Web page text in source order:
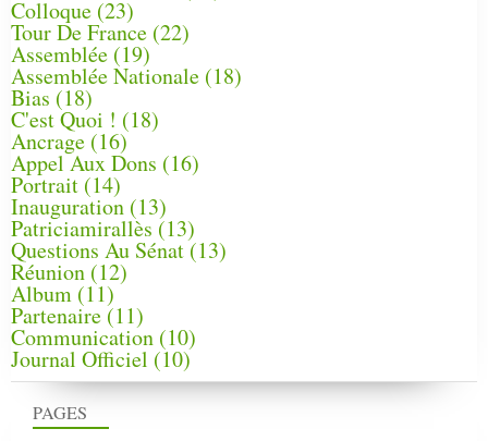
PAGES
Colloque (23)
Tour De France (22)
Assemblée (19)
Assemblée Nationale (18)
Bias (18)
C'est Quoi ! (18)
Ancrage (16)
Appel Aux Dons (16)
Portrait (14)
Inauguration (13)
Patriciamirallès (13)
Questions Au Sénat(13)
Réunion (12)
Album (11)
Partenaire(11)
Communication (10)
Journal Officiel (10)